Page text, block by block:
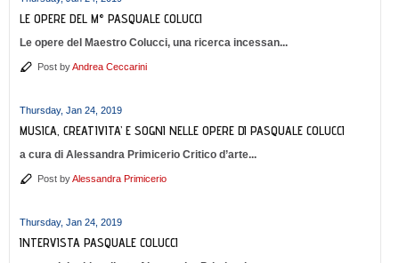
LE OPERE DEL M° PASQUALE COLUCCI
Le opere del Maestro Colucci, una ricerca incessan...
Post byAndrea Ceccarini
Thursday, Jan 24, 2019
MUSICA, CREATIVITA’ E SOGNI NELLE OPERE DI PASQUALE COLUCCI
a cura di Alessandra Primicerio Critico d’arte...
Post byAlessandra Primicerio
Thursday, Jan 24, 2019
INTERVISTA PASQUALE COLUCCI